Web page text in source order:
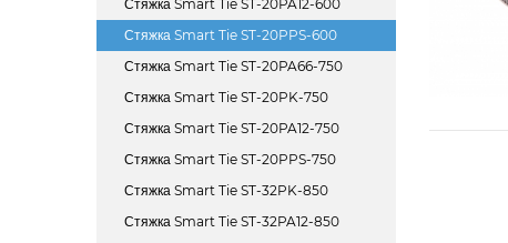
Стяжка Smart Tie ST-20PA12-600
Стяжка Smart Tie ST-20PPS-600
Стяжка Smart Tie ST-20PA66-750
Стяжка Smart Tie ST-20PK-750
Стяжка Smart Tie ST-20PA12-750
Стяжка Smart Tie ST-20PPS-750
Стяжка Smart Tie ST-32PK-850
Стяжка Smart Tie ST-32PA12-850